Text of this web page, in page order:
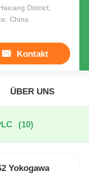
District,
China
Kontakt
ÜBER UNS
(10)
Yokogawa